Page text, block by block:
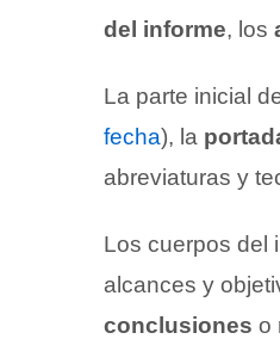
del informe, los
La parte inicial
fecha), la
abreviaturas y
Los cuerpos del
alcances y
conclusiones o